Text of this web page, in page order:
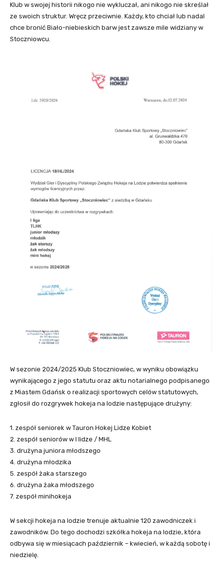
Klub w swojej historii nikogo nie wykluczał, ani nikogo nie skreślał
ze swoich struktur. Wręcz przeciwnie. Każdy, kto chciał lub nadal
chce bronić Biało-niebieskich barw jest zawsze mile widziany w
Stoczniowcu.
W sezonie 2024/2025 Klub Stoczniowiec, w wyniku obowiązku
wynikającego z jego statutu oraz aktu notarialnego podpisanego
z Miastem Gdańsk o realizacji sportowych celów statutowych,
zgłosił do rozgrywek hokeja na lodzie następujące drużyny:
1. zespół seniorek w Tauron Hokej Lidze Kobiet
2. zespół seniorów w I lidze / MHL
3. drużyna juniora młodszego
4. drużyna młodzika
5. zespół żaka starszego
6. drużyna żaka młodszego
7. zespół minihokeja
W sekcji hokeja na lodzie trenuje aktualnie 120 zawodniczek i
zawodników. Do tego dochodzi szkółka hokeja na lodzie, która
odbywa się w miesiącach październik – kwiecień, w każdą sobotę i
niedzielę.